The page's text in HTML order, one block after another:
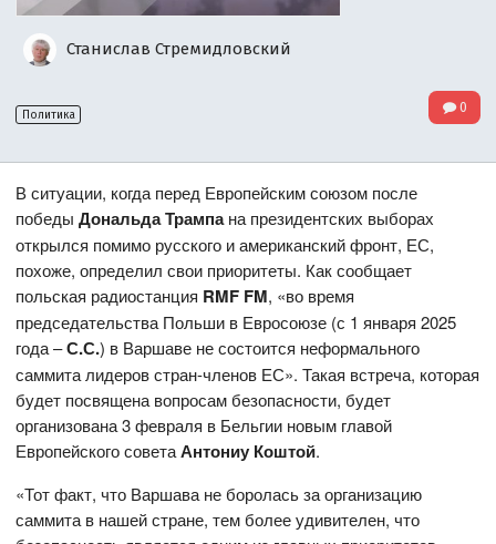
Станислав Стремидловский
Политика 0
В ситуации, когда перед Европейским союзом после
победыДональда Трампана президентских выборах
открылся помимо русского и американский фронт, ЕС,
похоже, определил свои приоритеты. Как сообщает
польская радиостанция RMF FM, «во время
председательства Польши в Евросоюзе (с 1 января 2025
года –С.С.) в Варшаве не состоится неформального
саммита лидеров стран-членов ЕС». Такая встреча, которая
будет посвящена вопросам безопасности, будет
организована 3 февраля в Бельгии новым главой
Европейского советаАнтониу Коштой.
«Тот факт, что Варшава не боролась за организацию
саммита в нашей стране, тем более удивителен, что